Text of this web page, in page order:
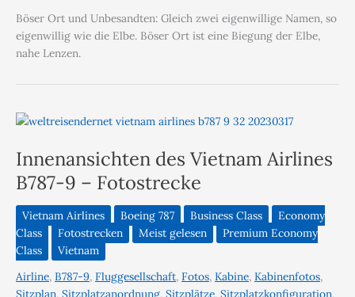
Böser Ort und Unbesandten: Gleich zwei eigenwillige Namen, so
eigenwillig wie die Elbe. Böser Ort ist eine Biegung der Elbe,
nahe Lenzen.
Innenansichten des Vietnam Airlines
B787-9 – Fotostrecke
Vietnam Airlines Boeing 787 Business Class
Economy
Class
Fotostrecken Meist gelesen
Premium Economy
Class
Vietnam
Airline, B787-9, Fluggesellschaft, Fotos, Kabine, Kabinenfotos,
Sitzplan, Sitzplatzanordnung, Sitzplätze, Sitzplatzkonfiguration,